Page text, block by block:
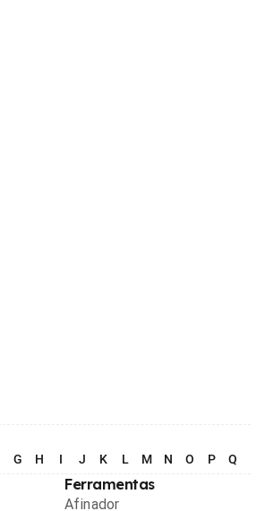
G H I J K L M N O P Q
Ferramentas
Afinador